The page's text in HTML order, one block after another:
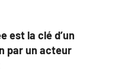
est la clé d’un
par un acteur